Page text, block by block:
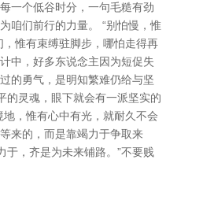
一个低谷时分，一句毛糙有劲
咱们前行的力量。 “别怕慢，惟
，惟有束缚驻脚步，哪怕走得再
中，好多东说念主因为短促失
的勇气，是明知繁难仍给与坚
的灵魂，眼下就会有一派坚实的
地，惟有心中有光，就耐久不会
来的，而是靠竭力于争取来
于，齐是为未来铺路。”不要贱